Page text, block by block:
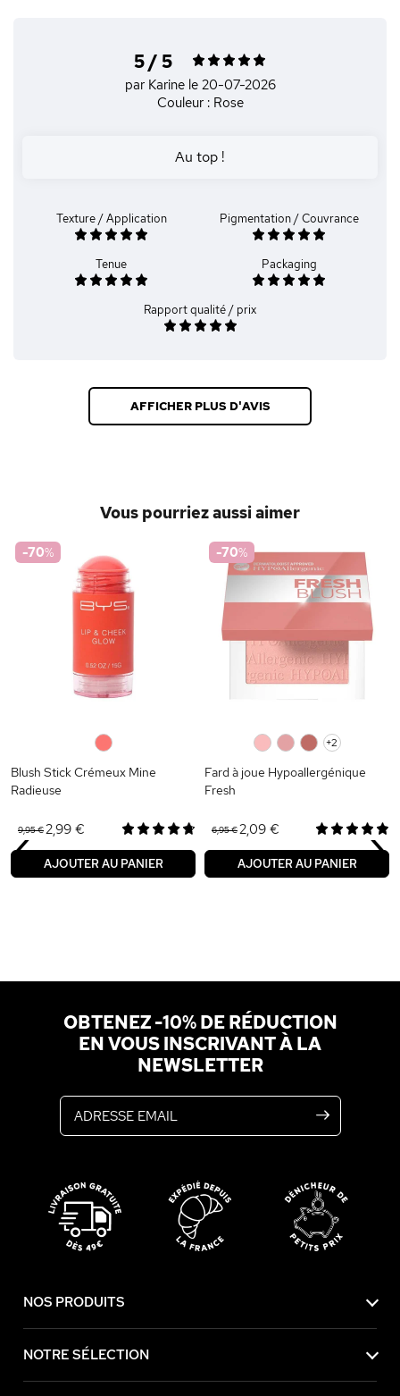
5 / 5
par Karine le 20-07-2026
Couleur : Rose
Au top !
Texture / Application Pigmentation / Couvrance
Tenue Packaging
Rapport qualité / prix
AFFICHER PLUS D'AVIS
Vous pourriez aussi aimer
-70%
Blush Stick Crémeux Mine
Radieuse
9,95 €2,99 €
AJOUTER AU PANIER
-70%
+2
Fard à joue Hypoallergénique
Fresh
6,95 €2,09 €
AJOUTER AU PANIER
‹ ›
OBTENEZ -10% DE RÉDUCTION
EN VOUS INSCRIVANT À LA
NEWSLETTER
NOS PRODUITS
NOTRE SÉLECTION